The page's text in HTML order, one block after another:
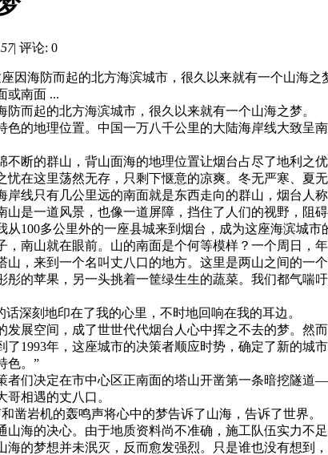
| 评论: 0
因海防而起的北方海滨城市，很久以来就有一个山海
或南面 ...
而起的北方海滨城市，很久以来就有一个山海之梦。
色的地理位置。中国一万八千公里的大陆海岸线大致
不断的群山，背山面海的地理位置让烟台占尽了地利
在这里荡然无存，只剩下惬意的凉爽。冬无严寒、夏
岸线只有几公里远的南面就是东西走向的群山，烟台
山是一道风景，也像一道屏障，挡住了人们的视野，阻碍
100多公里外的一座县城来到烟台，成为这座海滨城市
南山就在眼前。山的南面是个何等模样？一个周日，
山，来到一个名叫丈八口的地方。这里是两山之间的
彤的苹果，另一头挑着一筐绿生生的蔬菜。我们都气
深刻地印在了我的心里，不时地回响在我的耳边。
展空间，成了世世代代烟台人心中挥之不去的梦。然
1993年，这座城市的决策者顺应时势，确定了新的
色。”
者们决定在市中心区正南面的塔山开凿第一条暗挖隧道
相遇的丈八口。
凿岩机的轰鸣声将心中的梦告诉了山海，告诉了世界。
海的决心。由于地质资料尚不准确，施工队伍实力
的梦想并未泯灭，反而愈发强烈。只是谁也没有想到，